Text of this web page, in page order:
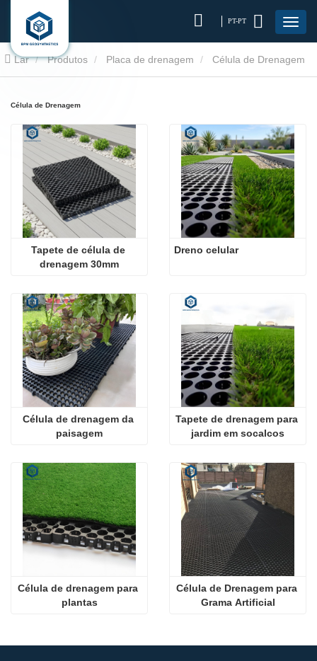
PT-PT
Lar Produtos Placa de drenagem Célula de Drenagem
Célula de Drenagem
Tapete de célula de
drenagem 30mm
Dreno celular
Célula de drenagem da
paisagem
Tapete de drenagem para
jardim em socalcos
Célula de drenagem para
plantas
Célula de Drenagem para
Grama Artificial